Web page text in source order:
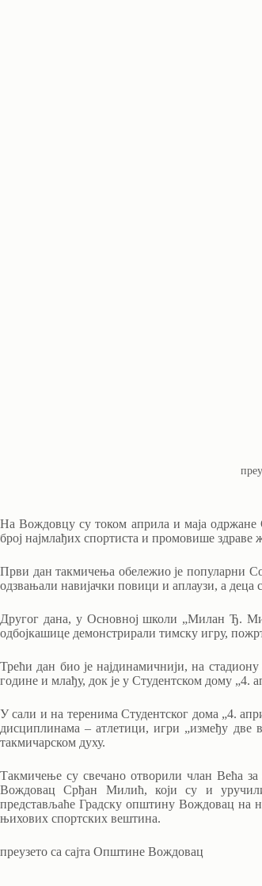
На Вождовцу су током априла и маја одржане
број најмлађих спортиста и промовише
Први дан такмичења обележио је популарни
одзвањали навијачки повици и аплаузи, а деца
Другог дана, у Основној школи „Милан Ђ.
одбојкашице демонстрирали тимску игру,
Трећи дан био је најдинамичнији, на
године и млађу, док је у Студентском дому „4.
У сали и на теренима Студентског дома „4.
дисциплинама – атлетици, игри „између
такмичарском духу.
Такмичење су свечано отворили члан Већа
Вождовац Срђан Милић, који су и
представљаће Градску општину Вождовац на
њихових спортских вештина.
преузето са сајта Општине Вождовац